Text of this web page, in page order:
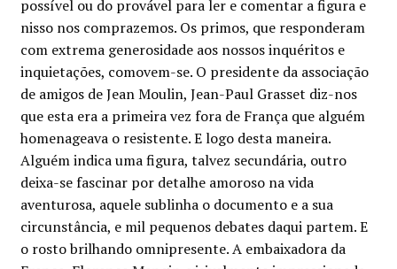
possível ou do provável para ler e comentar a figura e
nisso nos comprazemos. Os primos, que responderam
com extrema generosidade aos nossos inquéritos e
inquietações, comovem-se. O presidente da associação
de amigos de Jean Moulin, Jean-Paul Grasset diz-nos
que esta era a primeira vez fora de França que alguém
homenageava o resistente. E logo desta maneira.
Alguém indica uma figura, talvez secundária, outro
deixa-se fascinar por detalhe amoroso na vida
aventurosa, aquele sublinha o documento e a sua
circunstância, e mil pequenos debates daqui partem. E
o rosto brilhando omnipresente. A embaixadora da